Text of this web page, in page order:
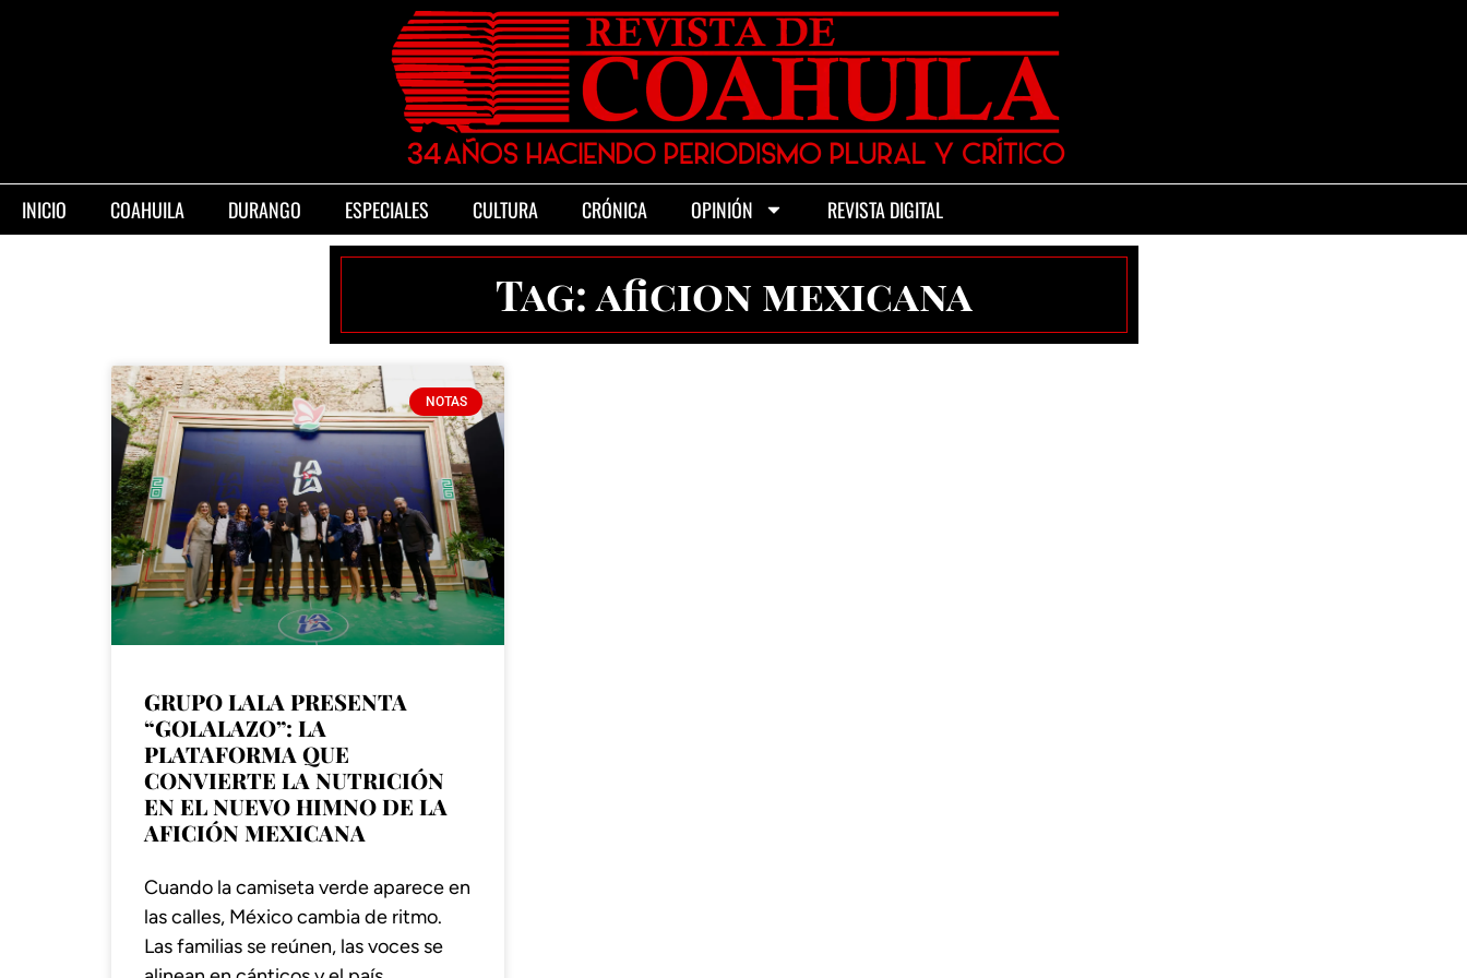
INICIO COAHUILA DURANGO ESPECIALES CULTURA CRÓNICA OPINIÓN REVISTA DIGITAL
Tag: aficion mexicana
NOTAS
GRUPO LALA PRESENTA
“GOLALAZO”: LA
PLATAFORMA QUE
CONVIERTE LA NUTRICIÓN
EN EL NUEVO HIMNO DE LA
AFICIÓN MEXICANA
Cuando la camiseta verde aparece en
las calles, México cambia de ritmo.
Las familias se reúnen, las voces se